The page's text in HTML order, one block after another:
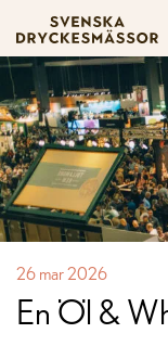
Hoppa till innehållet
26 mar 2026
En Öl &